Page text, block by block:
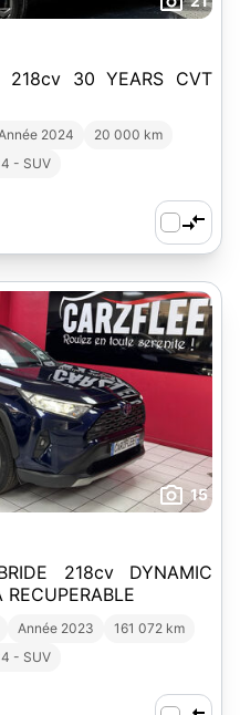
218cv 30 YEARS CVT
2024
20 000 km
- SUV
15
218cv DYNAMIC
Année 2023
161 072 km
- SUV